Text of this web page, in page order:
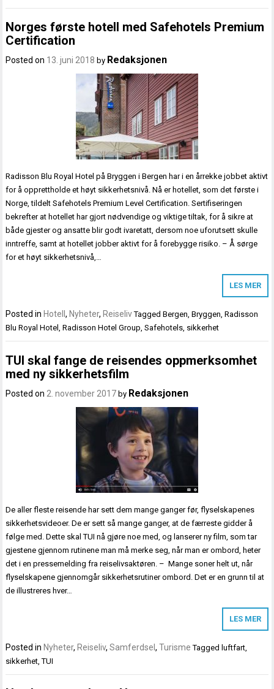
Norges første hotell med Safehotels Premium
Certification
Posted on 13. juni 2018 by Redaksjonen
Radisson Blu Royal Hotel på Bryggen i Bergen har i en årrekke jobbet aktivt
for å opprettholde et høyt sikkerhetsnivå. Nå er hotellet, som det første i
Norge, tildelt Safehotels Premium Level Certification. Sertifiseringen
bekrefter at hotellet har gjort nødvendige og viktige tiltak, for å sikre at
både gjester og ansatte blir godt ivaretatt, dersom noe uforutsett skulle
inntreffe, samt at hotellet jobber aktivt for å forebygge risiko. – Å sørge
for et høyt sikkerhetsnivå,…
LES MER
Posted in Hotell, Nyheter, Reiseliv TaggedBergen,Bryggen,Radisson
Blu Royal Hotel,Radisson Hotel Group,Safehotels, sikkerhet
TUI skal fange de reisendes oppmerksomhet
med ny sikkerhetsfilm
Posted on 2. november 2017 by Redaksjonen
De aller fleste reisende har sett dem mange ganger før, flyselskapenes
sikkerhetsvideoer. De er sett så mange ganger, at de færreste gidder å
følge med. Dette skal TUI nå gjøre noe med, og lanserer ny film, som tar
gjestene gjennom rutinene man må merke seg, når man er ombord, heter
det i en pressemelding fra reiselivsaktøren. – Mange soner helt ut, når
flyselskapene gjennomgår sikkerhetsrutiner ombord. Det er en grunn til at
de illustreres hver…
LES MER
Posted in Nyheter, Reiseliv,Samferdsel,Turisme Tagged luftfart
sikkerhet ,TUI